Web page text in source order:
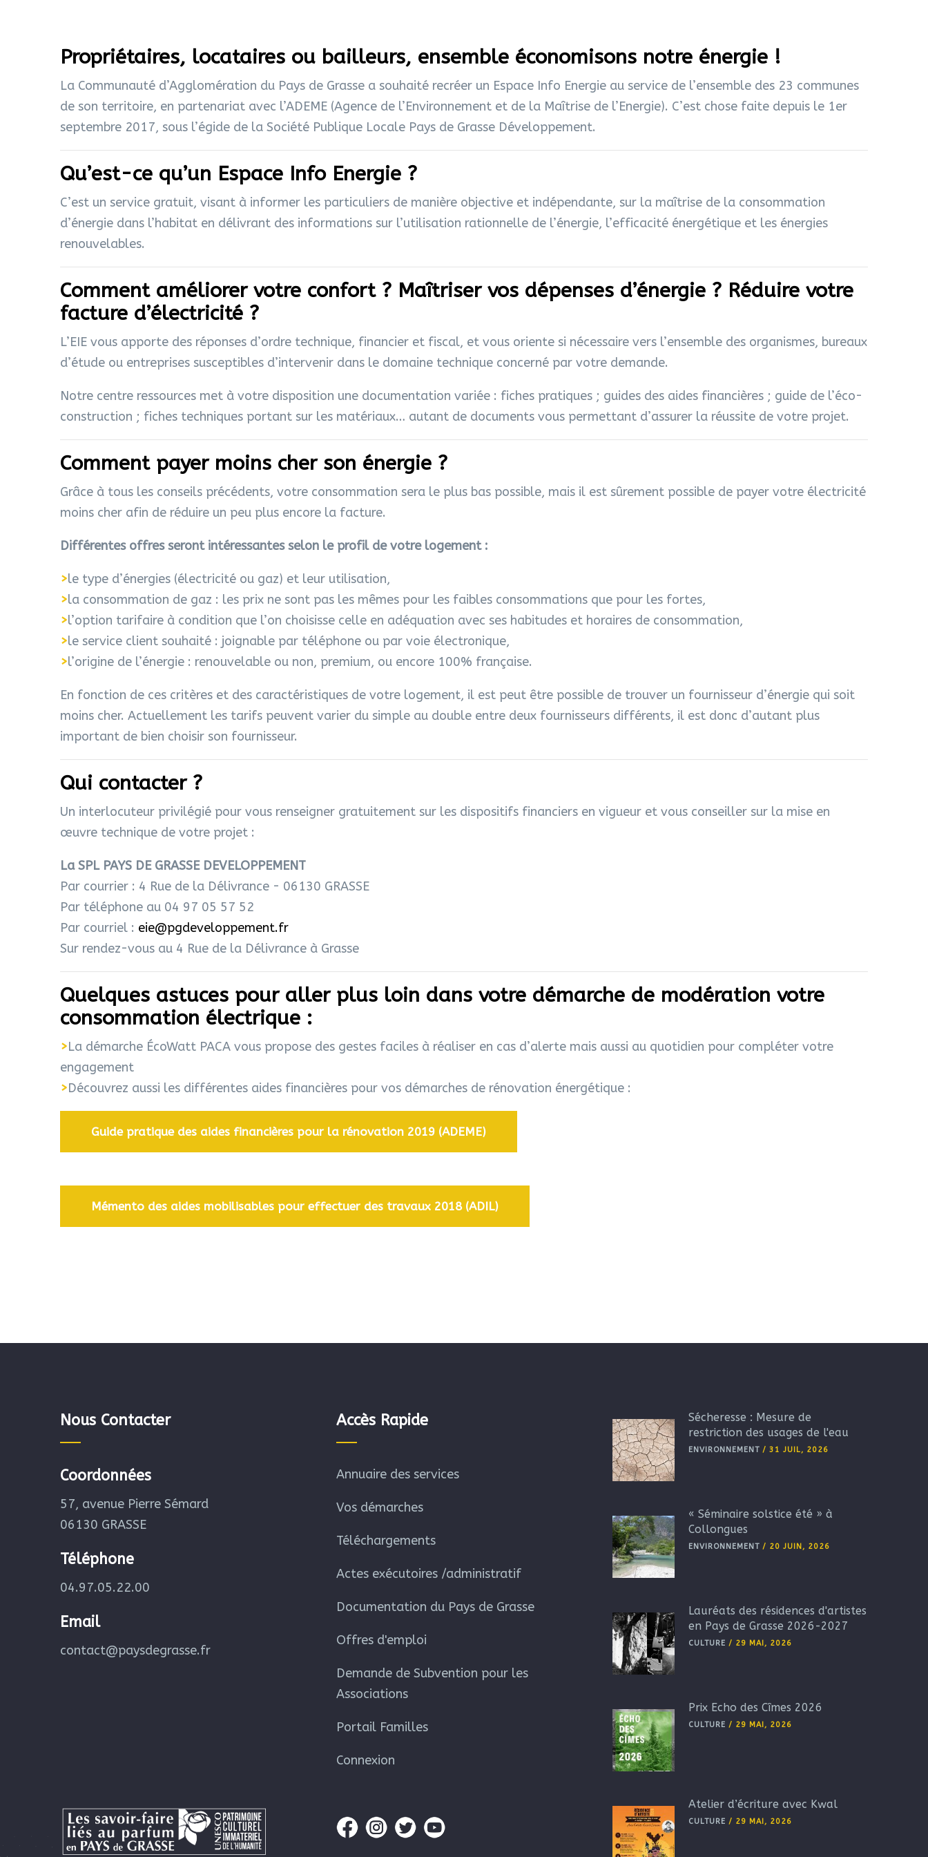
Propriétaires, locataires ou bailleurs, ensemble économisons notre énergie !
La Communauté d’Agglomération du Pays de Grasse a souhaité recréer un Espace Info Energie au service de l’ensemble des 23 communes
de son territoire, en partenariat avec l’ADEME (Agence de l’Environnement et de la Maîtrise de l’Energie). C’est chose faite depuis le 1er
septembre 2017, sous l’égide de la Société Publique Locale Pays de Grasse Développement.
Qu’est-ce qu’un Espace Info Energie ?
C’est un service gratuit, visant à informer les particuliers de manière objective et indépendante, sur la maîtrise de la consommation
d’énergie dans l’habitat en délivrant des informations sur l’utilisation rationnelle de l’énergie, l’efficacité énergétique et les énergies
renouvelables.
Comment améliorer votre confort ? Maîtriser vos dépenses d’énergie ? Réduire votre
facture d’électricité ?
L’EIE vous apporte des réponses d’ordre technique, financier et fiscal, et vous oriente si nécessaire vers l’ensemble des organismes, bureaux
d’étude ou entreprises susceptibles d’intervenir dans le domaine technique concerné par votre demande.
Notre centre ressources met à votre disposition une documentation variée : fiches pratiques ; guides des aides financières ; guide de l’éco-
construction ; fiches techniques portant sur les matériaux… autant de documents vous permettant d’assurer la réussite de votre projet.
Comment payer moins cher son énergie ?
Grâce à tous les conseils précédents, votre consommation sera le plus bas possible, mais il est sûrement possible de payer votre électricité
moins cher afin de réduire un peu plus encore la facture.
Différentes offres seront intéressantes selon le profil de votre logement :
>le type d’énergies (électricité ou gaz) et leur utilisation,
>la consommation de gaz : les prix ne sont pas les mêmes pour les faibles consommations que pour les fortes,
>l’option tarifaire à condition que l’on choisisse celle en adéquation avec ses habitudes et horaires de consommation,
>le service client souhaité : joignable par téléphone ou par voie électronique,
>l’origine de l’énergie : renouvelable ou non, premium, ou encore 100% française.
En fonction de ces critères et des caractéristiques de votre logement, il est peut être possible de trouver un fournisseur d’énergie qui soit
moins cher. Actuellement les tarifs peuvent varier du simple au double entre deux fournisseurs différents, il est donc d’autant plus
important de bien choisir son fournisseur.
Qui contacter ?
Un interlocuteur privilégié pour vous renseigner gratuitement sur les dispositifs financiers en vigueur et vous conseiller sur la mise en
œuvre technique de votre projet :
La SPL PAYS DE GRASSE DEVELOPPEMENT
Par courrier : 4 Rue de la Délivrance - 06130 GRASSE
Par téléphone au 04 97 05 57 52
Par courriel : eie@pgdeveloppement.fr
Sur rendez-vous au 4 Rue de la Délivrance à Grasse
Quelques astuces pour aller plus loin dans votre démarche de modération votre
consommation électrique :
>La démarche ÉcoWatt PACA vous propose des gestes faciles à réaliser en cas d’alerte mais aussi au quotidien pour compléter votre
engagement
>Découvrez aussi les différentes aides financières pour vos démarches de rénovation énergétique :
Guide pratique des aides financières pour la rénovation 2019 (ADEME)
Mémento des aides mobilisables pour effectuer des travaux 2018 (ADIL)
Nous Contacter
Coordonnées
57, avenue Pierre Sémard
06130 GRASSE
Téléphone
04.97.05.22.00
Email
contact@paysdegrasse.fr
Accès Rapide
Annuaire des services
Vos démarches
Téléchargements
Actes exécutoires /administratif
Documentation du Pays de Grasse
Offres d'emploi
Demande de Subvention pour les
Associations
Portail Familles
Connexion
Sécheresse : Mesure de
restriction des usages de l'eau
ENVIRONNEMENT / 31 JUIL, 2026
« Séminaire solstice été » à
Collongues
ENVIRONNEMENT / 20 JUIN, 2026
Lauréats des résidences d'artistes
en Pays de Grasse 2026-2027
CULTURE / 29 MAI, 2026
Prix Echo des Cîmes 2026
CULTURE / 29 MAI, 2026
Atelier d’écriture avec Kwal
CULTURE / 29 MAI, 2026